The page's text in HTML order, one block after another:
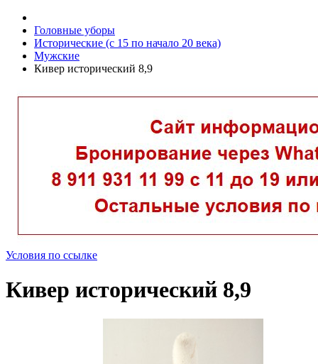
Головные уборы
Исторические (с 15 по начало 20 века)
Мужские
Кивер исторический 8,9
Условия по ссылке
Кивер исторический 8,9